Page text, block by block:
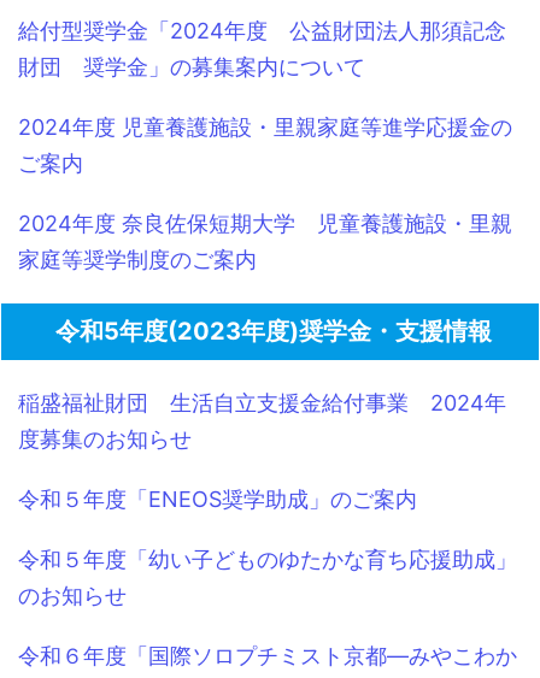
給付型奨学金「2024年度 公益財団法人那須記念
財団 奨学金」の募集案内について
2024年度 児童養護施設・里親家庭等進学応援金の
ご案内
2024年度 奈良佐保短期大学 児童養護施設・里親
家庭等奨学制度のご案内
令和5年度(2023年度)奨学金・支援情報
稲盛福祉財団 生活自立支援金給付事業 2024年
度募集のお知らせ
令和５年度「ENEOS奨学助成」のご案内
令和５年度「幼い子どものゆたかな育ち応援助成」
のお知らせ
令和６年度「国際ソロプチミスト京都―みやこわか